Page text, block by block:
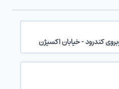
کندرود - خیابان اکسیژن